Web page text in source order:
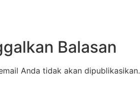
Balasan
Anda tidak akan dipublikasikan.